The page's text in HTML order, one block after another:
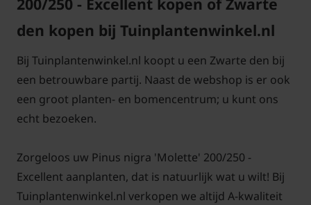
200/250 - Excellent kopen of Zwarte
den kopen bij Tuinplantenwinkel.nl
Bij Tuinplantenwinkel.nl koopt u een Zwarte den bij
een betrouwbare partij. Naast de webshop is er ook
een groot planten- en bomencentrum; u kunt ons
echt bezoeken.
Zorgeloos uw Pinus nigra 'Molette' 200/250 -
Excellent aanplanten, dat is natuurlijk wat u wilt! Bij
Tuinplantenwinkel.nl verkopen we altijd A-kwaliteit